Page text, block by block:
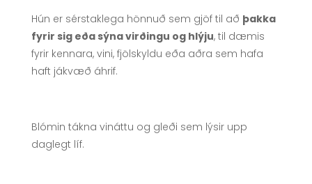
Hún er sérstaklega hönnuð sem gjöf til að þakka
fyrir sig eða sýna virðingu og hlýju, til dæmis
fyrir kennara, vini, fjölskyldu eða aðra sem hafa
haft jákvæð áhrif.
Blómin tákna vináttu og gleði sem lýsir upp
daglegt líf.